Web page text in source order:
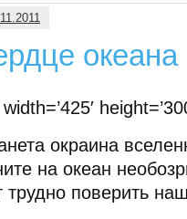
океана
окраина
на океан
поверить